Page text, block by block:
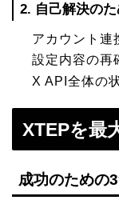
2. 自己解決の
アカウント連
設定内容の再
X API全体の
XTEPを最
成功のための